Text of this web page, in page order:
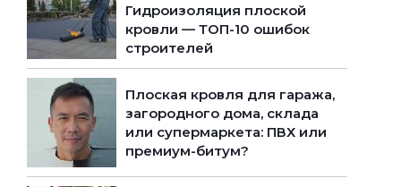
Гидроизоляция плоской
кровли — ТОП-10 ошибок
строителей
Плоская кровля для гаража,
загородного дома, склада
или супермаркета: ПВХ или
премиум-битум?